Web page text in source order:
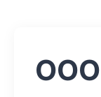
ООО